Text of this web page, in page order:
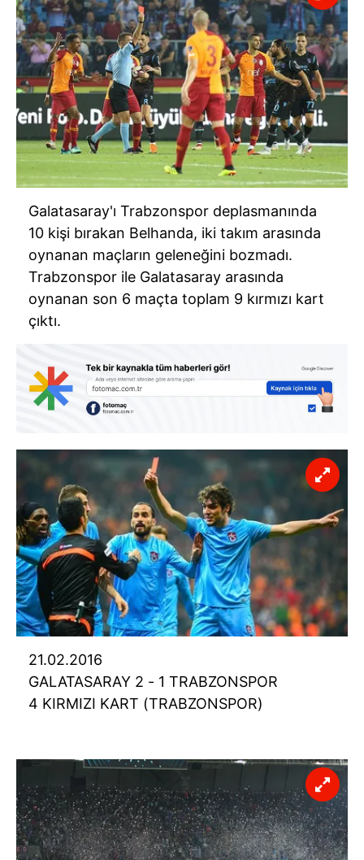
Galatasaray'ı Trabzonspor deplasmanında
10 kişi bırakan Belhanda, iki takım arasında
oynanan maçların geleneğini bozmadı.
Trabzonspor ile Galatasaray arasında
oynanan son 6 maçta toplam 9 kırmızı kart
çıktı.
21.02.2016
GALATASARAY 2 - 1 TRABZONSPOR
4 KIRMIZI KART (TRABZONSPOR)